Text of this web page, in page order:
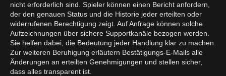
nicht erforderlich sind. Spieler können einen Bericht anfordern,
der den genauen Status und die Historie jeder erteilten oder
widerrufenen Berechtigung zeigt. Auf Anfrage können solche
Aufzeichnungen über sichere Supportkanäle bezogen werden.
Sie helfen dabei, die Bedeutung jeder Handlung klar zu machen.
Zur weiteren Beruhigung erläutern Bestätigungs-E-Mails alle
Änderungen an erteilten Genehmigungen und stellen sicher,
dass alles transparent ist.